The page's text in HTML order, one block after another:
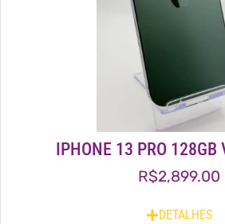
IPHONE 13 PRO 128GB
R$2,899.00
DETALHES